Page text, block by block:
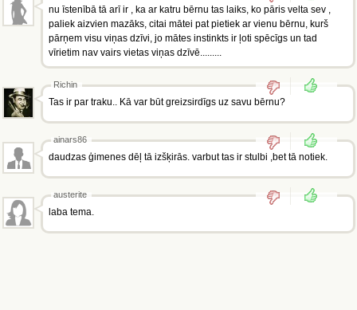
nu īstenībā tā arī ir , ka ar katru bērnu tas laiks, ko pāris velta sev ,
paliek aizvien mazāks, citai mātei pat pietiek ar vienu bērnu, kurš
pārņem visu viņas dzīvi, jo mātes instinkts ir ļoti spēcīgs un tad
vīrietim nav vairs vietas viņas dzīvē.........
Richin
Tas ir par traku.. Kā var būt greizsirdīgs uz savu bērnu?
ainars86
daudzas ģimenes dēļ tā izšķirās. varbut tas ir stulbi ,bet tā notiek.
austerite
laba tema.